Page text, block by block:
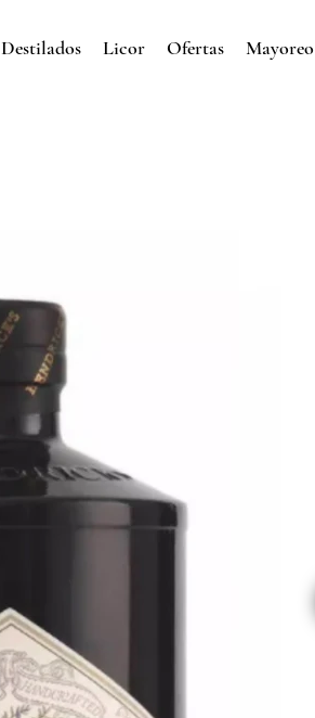
Destilados Licor Ofertas Mayoreo